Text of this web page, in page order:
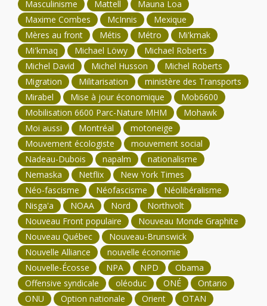
Masculinisme
Mattell
Mauna Loa
Maxime Combes
McInnis
Mexique
Mères au front
Métis Métro
Mi'kmak
Mi'kmaq
Michael Löwy
Michael Roberts
Michel David
Michel Husson
Michel Roberts
Migration
Militarisation
ministère des Transports
Mirabel
Mise à jour économique
Mob6600
Mobilisation 6600 Parc-Nature MHM
Mohawk
Moi aussi
Montréal
motoneige
Mouvement écologiste
mouvement social
Nadeau-Dubois
napalm
nationalisme
Nemaska
Netflix
New York Times
Néo-fascisme
Néofascisme
Néolibéralisme
Nisga'a
NOAA Nord
Northvolt
Nouveau Front populaire
Nouveau Monde Graphite
Nouveau Québec
Nouveau-Brunswick
Nouvelle Alliance
nouvelle économie
Nouvelle-Écosse
NPA NPD
Obama
Offensive syndicale
oléoduc ONÉ
Ontario
ONU
Option nationale Orient
OTAN